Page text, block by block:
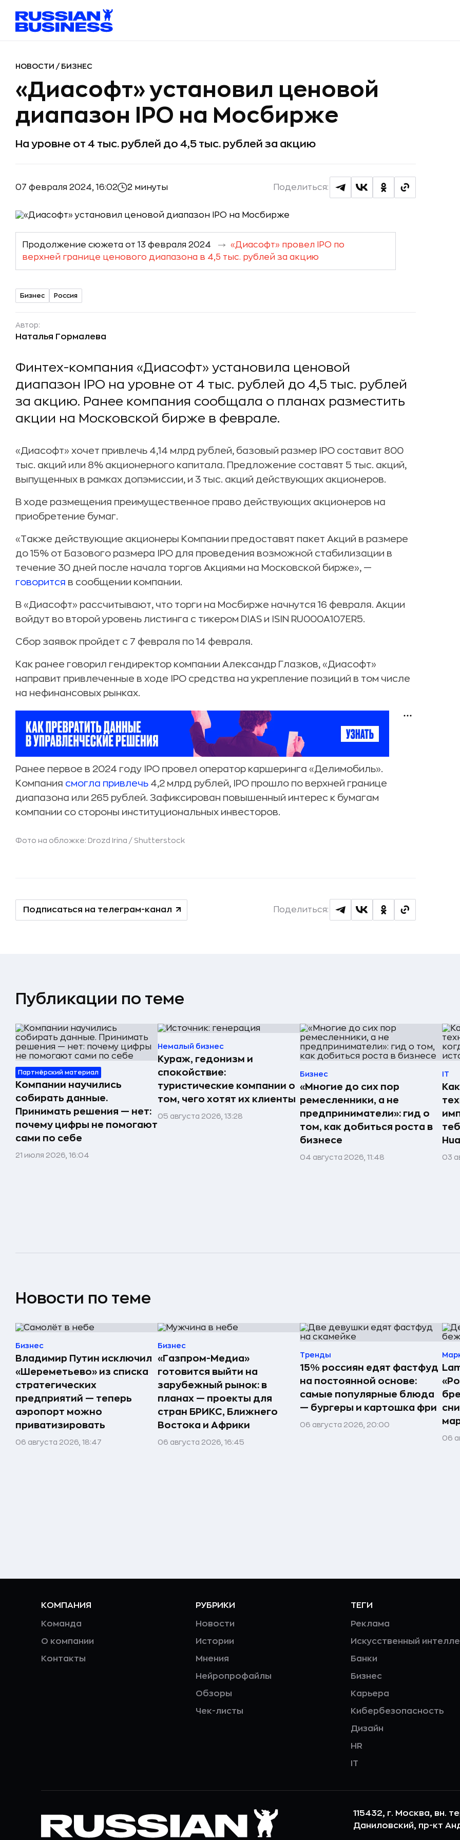
НОВОСТИ / БИЗНЕС
«Диасофт» установил ценовой
диапазон IPO на Мосбирже
На уровне от 4 тыс. рублей до 4,5 тыс. рублей за акцию
07 февраля 2024, 16:02 2 минуты Поделиться:
Продолжение сюжета от 13 февраля 2024
«Диасофт» провел IPO по
верхней границе ценового диапазона в 4,5 тыс. рублей за акцию
Бизнес Россия
Автор:
Наталья Гормалева
Финтех-компания «Диасофт» установила ценовой
диапазон IPO на уровне от 4 тыс. рублей до 4,5 тыс. рублей
за акцию. Ранее компания сообщала о планах разместить
акции на Московской бирже в феврале.
«Диасофт» хочет привлечь 4,14 млрд рублей, базовый размер IPO составит 800
тыс. акций или 8% акционерного капитала. Предложение составят 5 тыс. акций,
выпущенных в рамках допэмиссии, и 3 тыс. акций действующих акционеров.
В ходе размещения преимущественное право действующих акционеров на
приобретение бумаг.
«Также действующие акционеры Компании предоставят пакет Акций в размере
до 15% от Базового размера IPO для проведения возможной стабилизации в
течение 30 дней после начала торгов Акциями на Московской бирже», —
говорится в сообщении компании.
В «Диасофт» рассчитывают, что торги на Мосбирже начнутся 16 февраля. Акции
войдут во второй уровень листинга с тикером DIAS и ISIN RU000A107ER5.
Сбор заявок пройдет с 7 февраля по 14 февраля.
Как ранее говорил гендиректор компании Александр Глазков, «Диасофт»
направит привлеченные в ходе IPO средства на укрепление позиций в том числе
на нефинансовых рынках.
Ранее первое в 2024 году IPO провел оператор каршеринга «Делимобиль».
Компания смогла привлечь 4,2 млрд рублей, IPO прошло по верхней границе
диапазона или 265 рублей. Зафиксирован повышенный интерес к бумагам
компании со стороны институциональных инвесторов.
Фото на обложке: Drozd Irina / Shutterstock
Подписаться на телеграм-канал Поделиться:
Публикации по теме
Партнёрский материал
Компании научились
собирать данные.
Принимать решения — нет:
почему цифры не помогают
сами по себе
21 июля 2026, 16:04
Немалый бизнес
Кураж, гедонизм и
спокойствие:
туристические компании о
том, чего хотят их клиенты
05 августа 2026, 13:28
Бизнес
«Многие до сих пор
ремесленники, а не
предприниматели»: гид о
том, как добиться роста в
бизнесе
04 августа 2026, 11:48
IT
03
Новости по теме
Бизнес
Владимир Путин исключил
«Шереметьево» из списка
стратегических
предприятий — теперь
аэропорт можно
приватизировать
06 августа 2026, 18:47
Бизнес
«Газпром-Медиа»
готовится выйти на
зарубежный рынок: в
планах — проекты для
стран БРИКС, Ближнего
Востока и Африки
06 августа 2026, 16:45
Тренды
15% россиян едят фастфуд
на постоянной основе:
самые популярные блюда
— бургеры и картошка фри
06 августа 2026, 20:00
06
КОМПАНИЯ
Команда
О компании
Контакты
РУБРИКИ
Новости
Истории
Мнения
Нейропрофайлы
Обзоры
Чек-листы
ТЕГИ
Реклама
Искусственный
Банки
Бизнес
Карьера
Кибербезопасность
Дизайн
HR
IT
115432, г. Москва, вн.
Даниловский, пр-кт